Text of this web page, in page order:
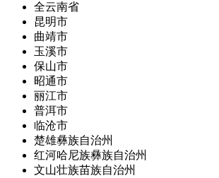
全云南省
昆明市
曲靖市
玉溪市
保山市
昭通市
丽江市
普洱市
临沧市
楚雄彝族自治州
红河哈尼族彝族自治州
文山壮族苗族自治州